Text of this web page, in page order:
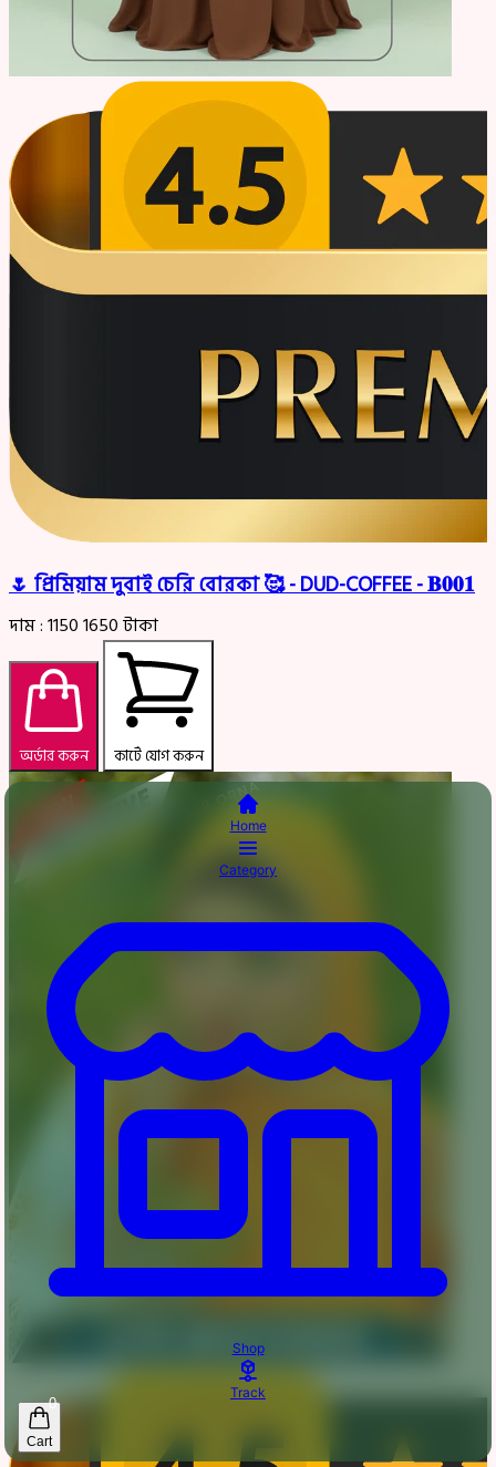
🌷 প্রিমিয়াম দুবাই চেরি বোরকা 🥰 - DUD-COFFEE - 𝐁𝟎𝟎𝟏
দাম :11501650টাকা
অর্ডার করুন কার্টে যোগ করুন
Home
Category
Shop
Track
0
Cart